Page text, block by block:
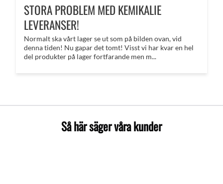
STORA PROBLEM MED KEMIKALIE
LEVERANSER!
Normalt ska vårt lager se ut som på bilden ovan, vid
denna tiden! Nu gapar det tomt! Visst vi har kvar en hel
del produkter på lager fortfarande men m...
Så här säger våra kunder